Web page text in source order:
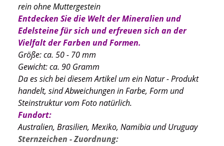
rein ohne Muttergestein
Entdecken Sie die Welt der Mineralien und
Edelsteine für sich und erfreuen sich an der
Vielfalt der Farben und Formen.
Größe: ca. 50 - 70 mm
Gewicht: ca. 90 Gramm
Da es sich bei diesem Artikel um ein Natur - Produkt
handelt, sind Abweichungen in Farbe, Form und
Steinstruktur vom Foto natürlich.
Fundort:
Australien, Brasilien, Mexiko, Namibia und Uruguay
Sternzeichen - Zuordnung: